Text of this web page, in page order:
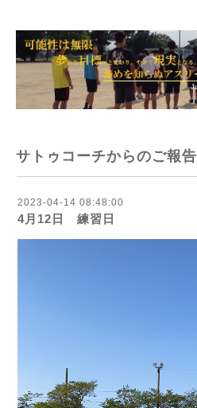
サトゥコーチからのご報告
2023-04-14 08:48:00
4月12日 練習日